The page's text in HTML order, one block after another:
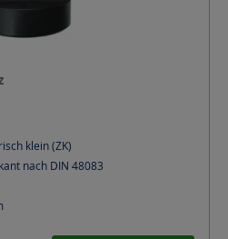
klein (ZK)
nach DIN 48083